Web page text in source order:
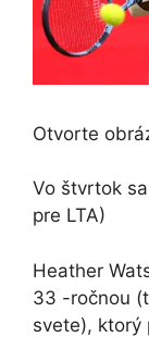
Otvorte
Vo štvrtok
pre LTA)
Heather
33 -ročnou
svete), ktorý